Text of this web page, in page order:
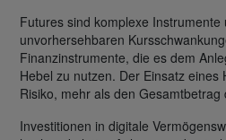
Futures sind komplexe Instrumente
unvorhersehbaren
Finanzinstrumente, die es dem
Hebel zu nutzen. Der Einsatz eines
Risiko, mehr als den
Investitionen in digitale